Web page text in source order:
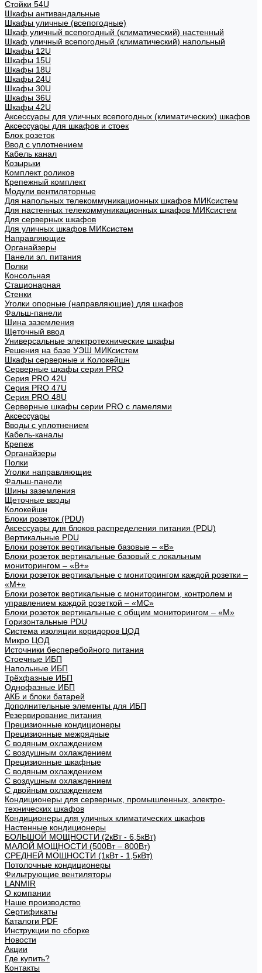
Стойки 54U
Шкафы антивандальные
Шкафы уличные (всепогодные)
Шкаф уличный всепогодный (климатический) настенный
Шкаф уличный всепогодный (климатический) напольный
Шкафы 12U
Шкафы 15U
Шкафы 18U
Шкафы 24U
Шкафы 30U
Шкафы 36U
Шкафы 42U
Аксессуары для уличных всепогодных (климатических) шкафов
Аксессуары для шкафов и стоек
Блок розеток
Ввод с уплотнением
Кабель канал
Козырьки
Комплект роликов
Крепежный комплект
Модули вентиляторные
Для напольных телекоммуникационных шкафов МИКсистем
Для настенных телекоммуникационных шкафов МИКсистем
Для серверных шкафов
Для уличных шкафов МИКсистем
Направляющие
Органайзеры
Панели эл. питания
Полки
Консольная
Стационарная
Стенки
Уголки опорные (направляющие) для шкафов
Фальш-панели
Шина заземления
Щеточный ввод
Универсальные электротехнические шкафы
Решения на базе УЭШ МИКсистем
Шкафы серверные и Колокейшн
Серверные шкафы серия PRO
Серия PRO 42U
Серия PRO 47U
Серия PRO 48U
Серверные шкафы серии PRO с ламелями
Аксессуары
Вводы с уплотнением
Кабель-каналы
Крепеж
Органайзеры
Полки
Уголки направляющие
Фальш-панели
Шины заземления
Щеточные вводы
Колокейшн
Блоки розеток (PDU)
Аксессуары для блоков распределения питания (PDU)
Вертикальные PDU
Блоки розеток вертикальные базовые – «В»
Блоки розеток вертикальные базовый с локальным
мониторингом – «В+»
Блоки розеток вертикальные с мониторингом каждой розетки –
«М+»
Блоки розеток вертикальные с мониторингом, контролем и
управлением каждой розеткой – «МС»
Блоки розеток вертикальные с общим мониторингом – «М»
Горизонтальные PDU
Система изоляции коридоров ЦОД
Микро ЦОД
Источники бесперебойного питания
Стоечные ИБП
Напольные ИБП
Трёхфазные ИБП
Однофазные ИБП
АКБ и блоки батарей
Дополнительные элементы для ИБП
Резервирование питания
Прецизионные кондиционеры
Прецизионные межрядные
С водяным охлаждением
С воздушным охлаждением
Прецизионные шкафные
С водяным охлаждением
С воздушным охлаждением
С двойным охлаждением
Кондиционеры для серверных, промышленных, электро-
технических шкафов
Кондиционеры для уличных климатических шкафов
Настенные кондиционеры
БОЛЬШОЙ МОЩНОСТИ (2кВт - 6,5кВт)
МАЛОЙ МОЩНОСТИ (500Вт – 800Вт)
СРЕДНЕЙ МОЩНОСТИ (1кВт - 1,5кВт)
Потолочные кондиционеры
Фильтрующие вентиляторы
LANMIR
О компании
Наше производство
Сертификаты
Каталоги PDF
Инструкции по сборке
Новости
Акции
Где купить?
Контакты